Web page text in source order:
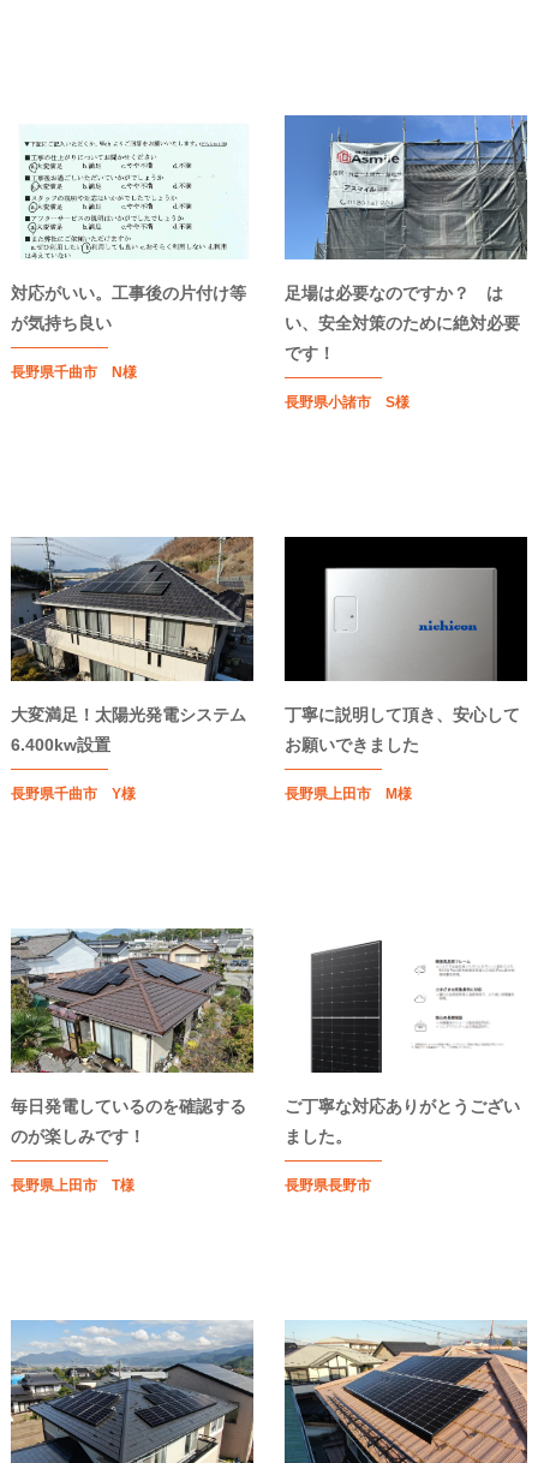
対応がいい。工事後の片付け等
が気持ち良い
長野県千曲市 N様
足場は必要なのですか？ は
い、安全対策のために絶対必要
です！
長野県小諸市 S様
大変満足！太陽光発電システム
6.400kw設置
長野県千曲市 Y様
丁寧に説明して頂き、安心して
お願いできました
長野県上田市 M様
毎日発電しているのを確認する
のが楽しみです！
長野県上田市 T様
ご丁寧な対応ありがとうござい
ました。
長野県長野市